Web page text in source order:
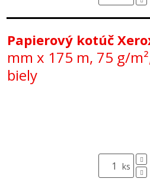
Papierový kotúč
mm x 175 m, 75 g/
biely
ks